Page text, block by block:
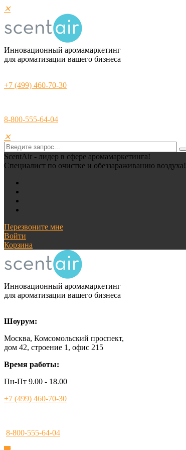
✕
Инновационный аромамаркетинг
для ароматизации вашего бизнеса
+7 (499) 460-70-30
8-800-555-64-04
✕
ScentAir - лидер в сфере аромамаркетинга!
Специалист по очистке и обеззараживанию воздуха!
Перезвоните мне
Войти
Корзина
Инновационный аромамаркетинг
для ароматизации вашего бизнеса
Шоурум:
Москва, Комсомольский проспект,
дом 42, строение 1, офис 215
Время работы:
Пн-Пт 9.00 - 18.00
+7 (499) 460-70-30
8-800-555-64-04